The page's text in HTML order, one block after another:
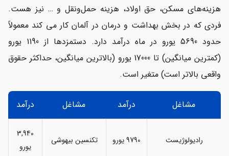
هزینه‌های مسکن، حق اولاد، هزینه حمل‌ونقل و … نیز هست.
فردی که در بخش بهداشت و درمان در آلمان کار می کند معمولاً
حدود 5690 یورو در ماه درآمد دارد. دستمزدها از 1190 یورو
(کمترین میانگین) تا 17000 یورو (بالاترین میانگین، حداکثر حقوق
واقعی بالاتر است) متغیر است.
مشاغل درآمد مشاغل درآمد
رادیولوژیست 9790 یورو تکنسین بیهوشی
3,940
یورو